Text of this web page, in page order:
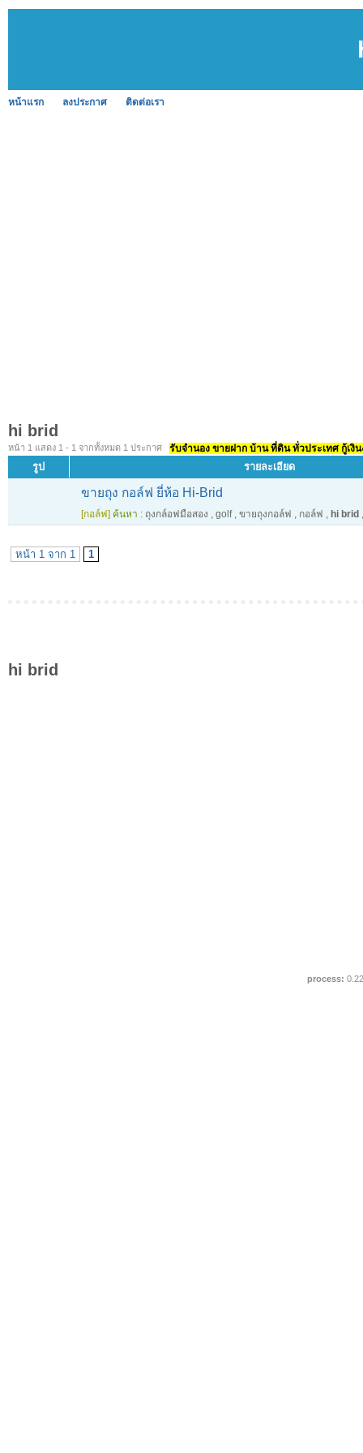
หน้าแรก ลงประกาศ ติดต่อเรา
hi brid
หน้า 1 แสดง 1 - 1 จากทั้งหมด 1 ประกาศ รับจำนอง ขายฝาก บ้าน ที่ดิน ทั่วประเทศ กู้เงิ
รูป รายละเอียด
ขายถุง กอล์ฟ ยี่ห้อ Hi-Brid
[กอล์ฟ] ค้นหา : ถุงกล์อฟมือสอง , golf, ขายถุงกอล์ฟ , กอล์ฟ , hi brid ,
หน้า 1 จาก 1 1
hi brid
process: